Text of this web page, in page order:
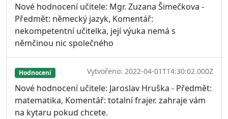
Nové hodnocení učitele: Mgr. Zuzana Šimečkova -
Předmět: německý jazyk, Komentář:
nekompetentní učitelka, její výuka nemá s
němčinou nic společného
Hodnocení Vytvořeno: 2022-04-01T14:30:02.000Z
Nové hodnocení učitele: Jaroslav Hruška - Předmět:
matematika, Komentář: totalní frajer. zahraje vám
na kytaru pokud chcete.